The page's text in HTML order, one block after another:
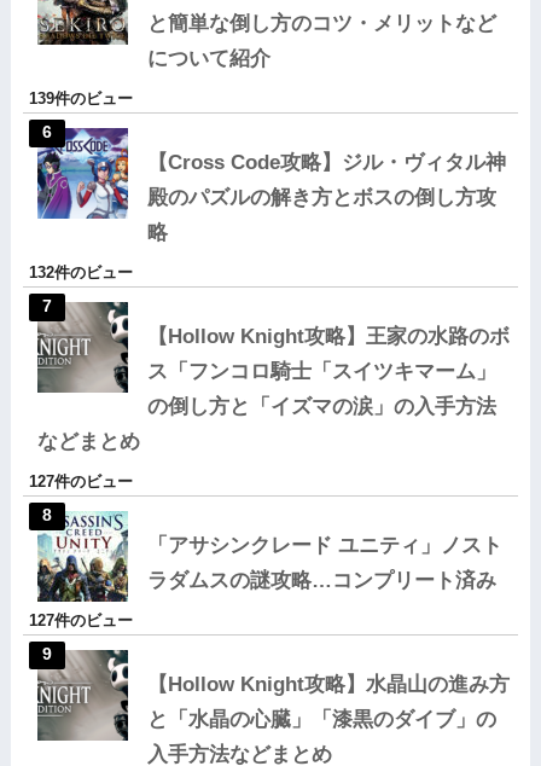
と簡単な倒し方のコツ・メリットなど
について紹介
139件のビュー
【Cross Code攻略】ジル・ヴィタル神
殿のパズルの解き方とボスの倒し方攻
略
132件のビュー
【Hollow Knight攻略】王家の水路のボ
ス「フンコロ騎士「スイツキマーム」
の倒し方と「イズマの涙」の入手方法
などまとめ
127件のビュー
「アサシンクレード ユニティ」ノスト
ラダムスの謎攻略…コンプリート済み
127件のビュー
【Hollow Knight攻略】水晶山の進み方
と「水晶の心臓」「漆黒のダイブ」の
入手方法などまとめ